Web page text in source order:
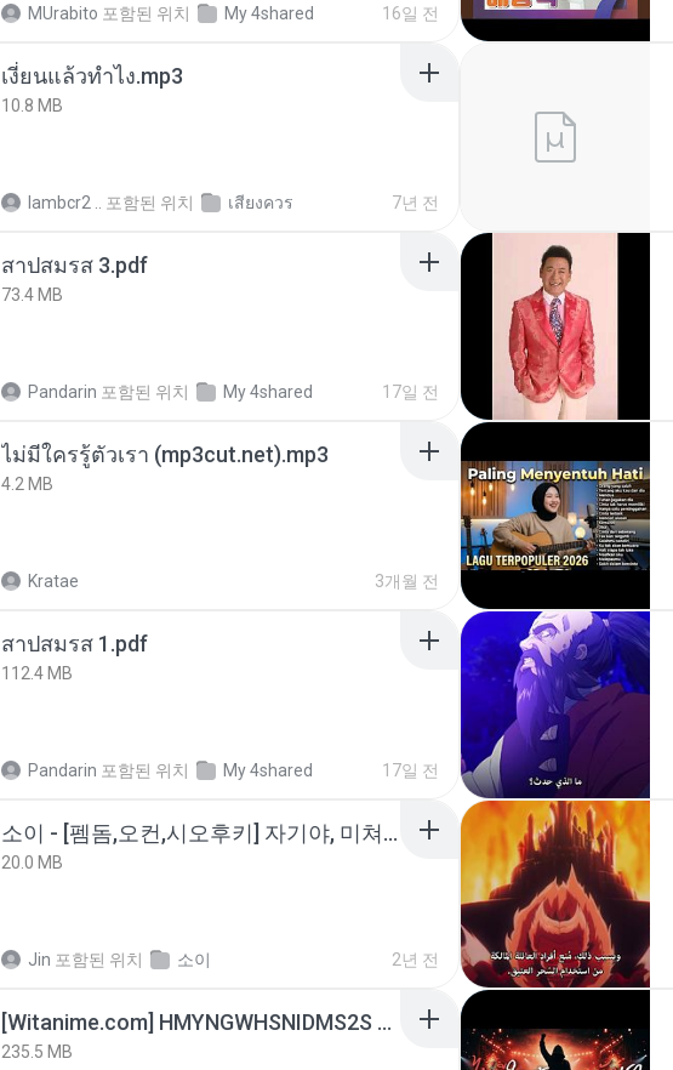
MUrabito 포함된 위치 My 4shared 16일 전
เงี่ยนแล้วทำไง.mp3
10.8 MB
lambcr2 .. 포함된 위치 เสียงควร 7년 전
สาปสมรส 3.pdf
73.4 MB
Pandarin 포함된 위치 My 4shared 17일 전
ไม่มีใครรู้ตัวเรา (mp3cut.net).mp3
4.2 MB
Kratae 3개월 전
สาปสมรส 1.pdf
112.4 MB
Pandarin 포함된 위치 My 4shared 17일 전
소이 - [펨돔,오컨,시오후키] 자기야, 미쳐볼래 #남성향 #ASMR #펨돔 #여공남수 #19금.mp3
20.0 MB
Jin 포함된 위치 소이 2년 전
[Witanime.com] HMYNGWHSNIDMS2S EP 04 HD.mp4
235.5 MB